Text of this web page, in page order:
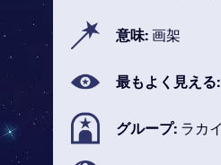
意味: 画架
最もよく見える:
グループ: ラカ